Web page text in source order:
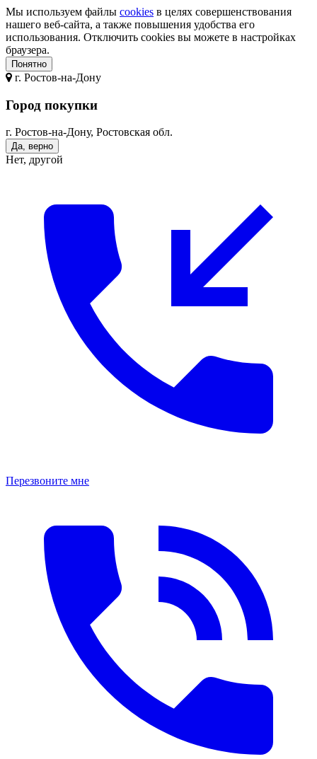
Мы используем файлы cookies в целях совершенствования
нашего веб-сайта, а также повышения удобства его
использования. Отключить cookies вы можете в настройках
браузера.
Понятно
г. Ростов-на-Дону
Город покупки
г. Ростов-на-Дону, Ростовская обл.
Да, верно
Нет, другой
Перезвоните мне